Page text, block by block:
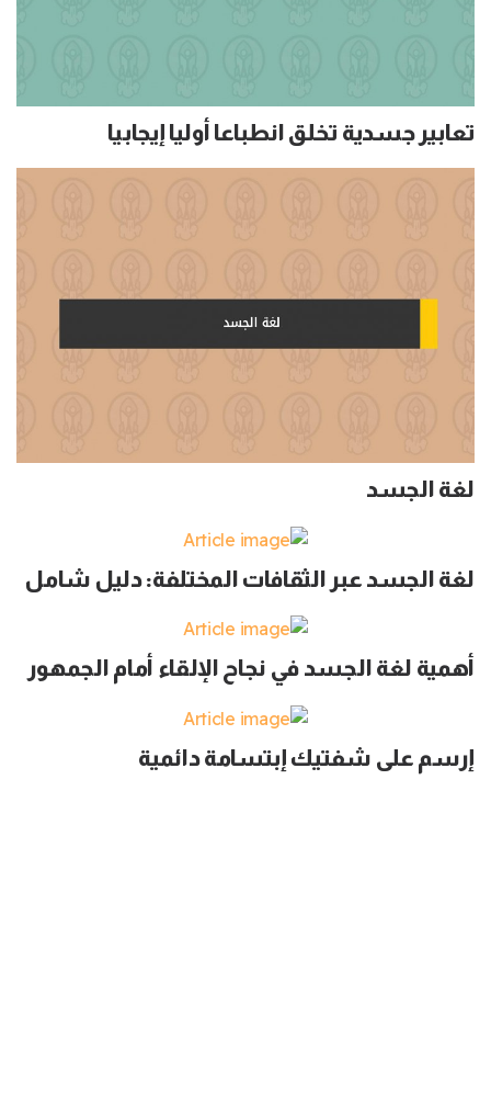
تعابير جسدية تخلق انطباعا أوليا إيجابيا
لغة الجسد
لغة الجسد عبر الثقافات المختلفة: دليل شامل
أهمية لغة الجسد في نجاح الإلقاء أمام الجمهور
إرسم على شفتيك إبتسامة دائمية